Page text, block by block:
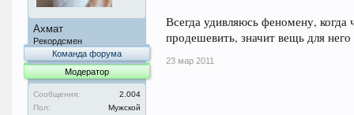
Ахмат
Рекордсмен
Команда форума
Модератор
Сообщения:
2.004
Пол:
Мужской
Всегда удивляюсь феномену, когда
продешевить, значит вещь для
23 мар 2011